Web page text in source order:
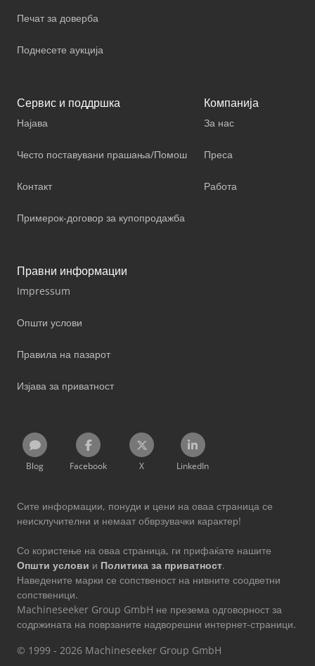
Печат за доверба
Поднесете аукција
Сервис и поддршка
Најава
Често поставувани прашања/Помош
Контакт
Примерок-договор за купопродажба
Компанија
За нас
Преса
Работа
Правни информации
Impressum
Општи услови
Правила на пазарот
Изјава за приватност
Blog Facebook X LinkedIn
Сите информации, понуди и цени на оваа страница се
неисклучителни и немаат обврзувачки карактер!
Со користење на оваа страница, ги прифаќате нашите
Општи услови и Политика за приватност.
Наведените марки се сопственост на нивните соодветни
сопственици.
Machineseeker Group GmbH не презема одговорност за
содржината на поврзаните надворешни интернет-страници.
© 1999 - 2026 Machineseeker Group GmbH